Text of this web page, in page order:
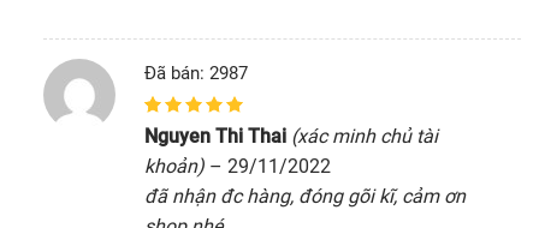
Đã bán: 2987
5trên 5 dựa
trên
1
đánh giá
Nguyen Thi Thai (xác minh chủ tài
khoản) – 29/11/2022
đã nhận đc hàng, đóng gõi kĩ, cảm ơn